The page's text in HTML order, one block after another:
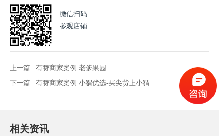
微信扫码
参观店铺
上一篇 | 有赞商家案例 老爹果园
下一篇 | 有赞商家案例 小猬优选-买尖货上小猬
相关资讯